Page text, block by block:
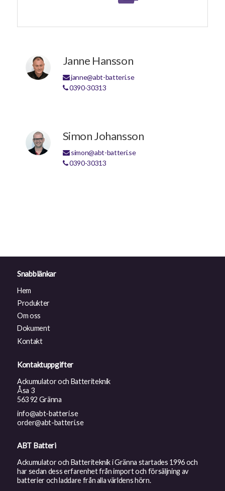
Janne Hansson
janne@abt-batteri.se
0390-30313
Simon Johansson
simon@abt-batteri.se
0390-30313
Snabblänkar
Hem
Produkter
Om oss
Dokument
Kontakt
Kontaktuppgifter
Ackumulator och Batteriteknik
Åsa 3
563 92 Gränna
info@abt-batteri.se
order@abt-batteri.se
ABT Batteri
Ackumulator och Batteriteknik i Gränna startades 1996 och
har sedan dess erfarenhet från import och försäljning av
batterier och laddare från alla världens hörn.